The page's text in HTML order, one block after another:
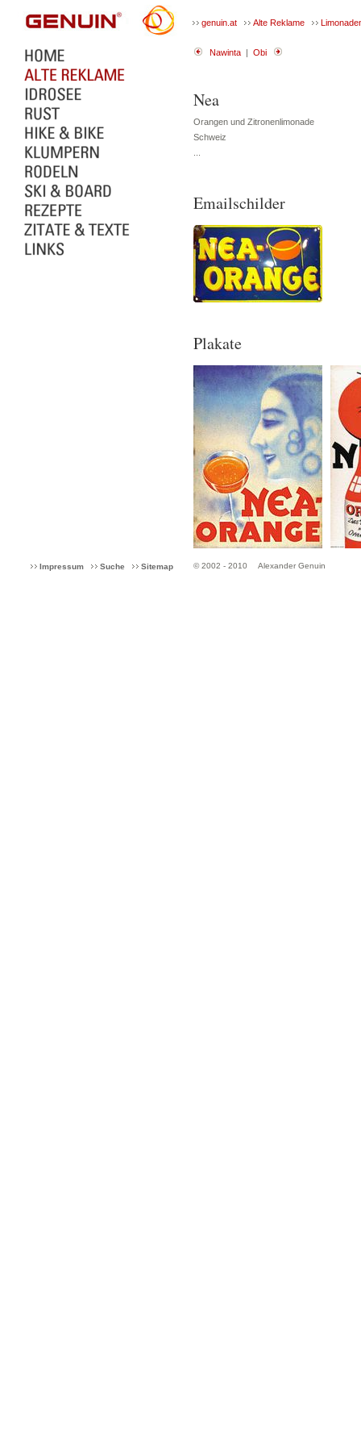
genuin.at Alte Reklame
Nawinta | Obi
Nea
Orangen und Zitronenlimonade
Schweiz
Emailschilder
Plakate
Impressum Suche Sitemap © 2002 - 2010 Alexander Genuin